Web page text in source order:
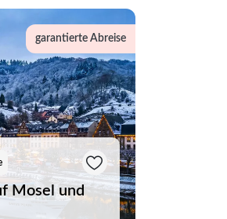
garantierte Abreise
Mosel und